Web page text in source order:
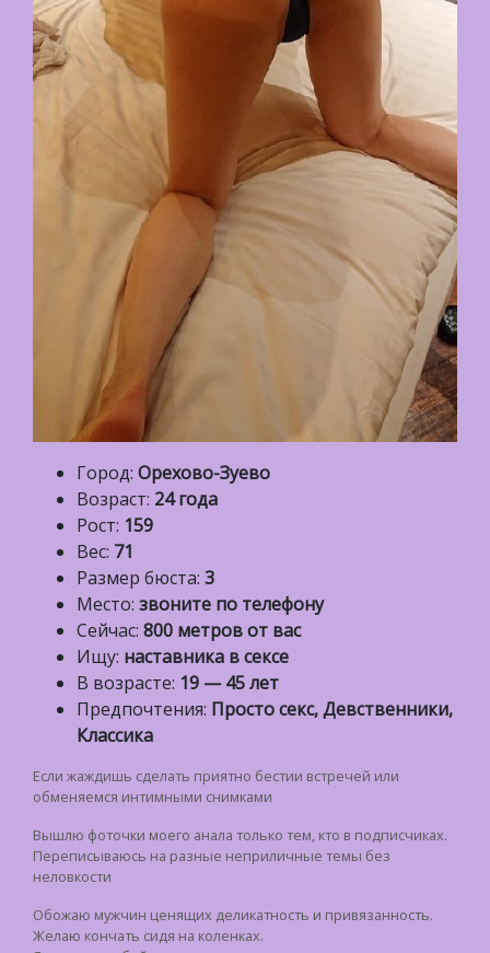
Город: Орехово-Зуево
Возраст: 24 года
Рост: 159
Вес: 71
Размер бюста: 3
Место: звоните по телефону
Сейчас: 800 метров от вас
Ищу: наставника в сексе
В возрасте: 19 — 45 лет
Предпочтения: Просто секс, Девственники,
Классика
Если жаждишь сделать приятно бестии встречей или
обменяемся интимными снимками
Вышлю фоточки моего анала только тем, кто в подписчиках.
Переписываюсь на разные неприличные темы без
неловкости
Обожаю мужчин ценящих деликатность и привязанность.
Желаю кончать сидя на коленках.